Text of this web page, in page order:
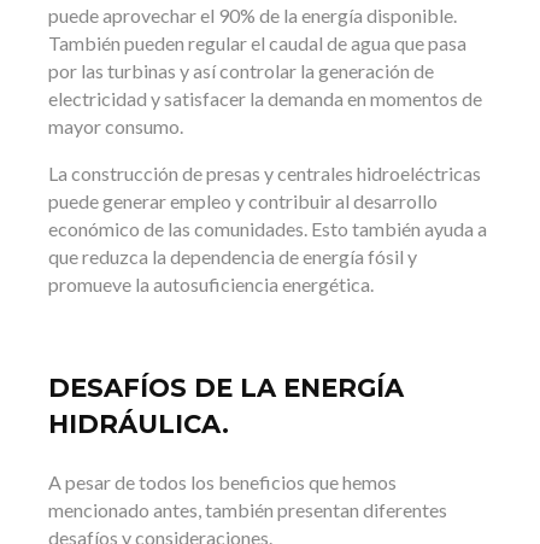
puede aprovechar el 90% de la energía disponible.
También pueden regular el caudal de agua que pasa
por las turbinas y así controlar la generación de
electricidad y satisfacer la demanda en momentos de
mayor consumo.
La construcción de presas y centrales hidroeléctricas
puede generar empleo y contribuir al desarrollo
económico de las comunidades. Esto también ayuda a
que reduzca la dependencia de energía fósil y
promueve la autosuficiencia energética.
DESAFÍOS DE LA ENERGÍA
HIDRÁULICA.
A pesar de todos los beneficios que hemos
mencionado antes, también presentan diferentes
desafíos y consideraciones.